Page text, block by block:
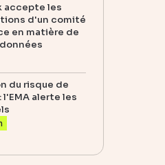
accepte les
d'un comité
en matière de
du risque de
alerte les